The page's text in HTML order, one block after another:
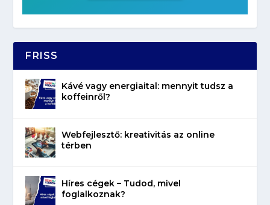
FRISS
Kávé vagy energiaital: mennyit tudsz a
koffeinről?
Webfejlesztő: kreativitás az online
térben
Híres cégek – Tudod, mivel
foglalkoznak?